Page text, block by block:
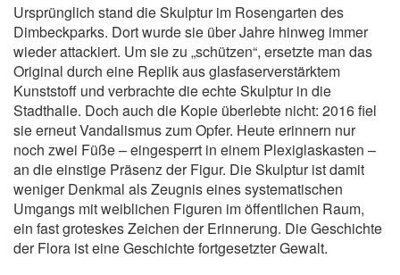
Ursprünglich stand die Skulptur im Rosengarten des
Dimbeckparks. Dort wurde sie über Jahre hinweg immer
wieder attackiert. Um sie zu „schützen“, ersetzte man das
Original durch eine Replik aus glasfaserverstärktem
Kunststoff und verbrachte die echte Skulptur in die
Stadthalle. Doch auch die Kopie überlebte nicht: 2016 fiel
sie erneut Vandalismus zum Opfer. Heute erinnern nur
noch zwei Füße – eingesperrt in einem Plexiglaskasten –
an die einstige Präsenz der Figur. Die Skulptur ist damit
weniger Denkmal als Zeugnis eines systematischen
Umgangs mit weiblichen Figuren im öffentlichen Raum,
ein fast groteskes Zeichen der Erinnerung. Die Geschichte
der Flora ist eine Geschichte fortgesetzter Gewalt.